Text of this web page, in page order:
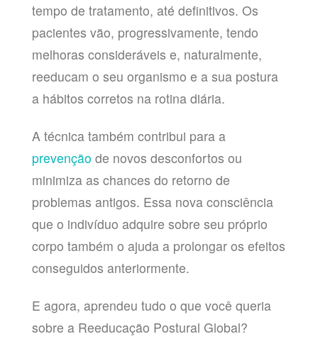
tempo de tratamento, até definitivos. Os
pacientes vão, progressivamente, tendo
melhoras consideráveis e, naturalmente,
reeducam o seu organismo e a sua postura
a hábitos corretos na rotina diária.
A técnica também contribui para a
prevenção de novos desconfortos ou
minimiza as chances do retorno de
problemas antigos. Essa nova consciência
que o indivíduo adquire sobre seu próprio
corpo também o ajuda a prolongar os efeitos
conseguidos anteriormente.
E agora, aprendeu tudo o que você queria
sobre a Reeducação Postural Global?